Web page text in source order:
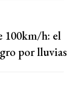
100km/h: el
por lluvias